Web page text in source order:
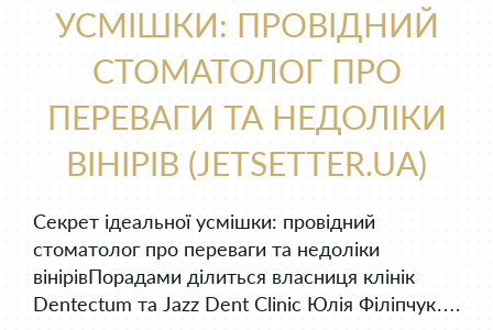
УСМІШКИ: ПРОВІДНИЙ
СТОМАТОЛОГ ПРО
ПЕРЕВАГИ ТА НЕДОЛІКИ
ВІНІРІВ (JETSETTER.UA)
Секрет ідеальної усмішки: провідний
стоматолог про переваги та недоліки
вінірівПорадами ділиться власниця клінік
Dentectum та Jazz Dent Clinic Юлія Філіпчук….